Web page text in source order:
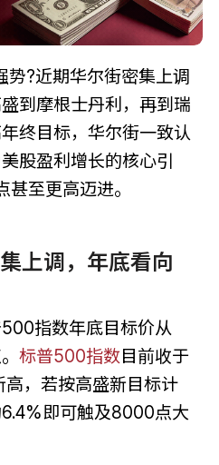
?近期华尔街密集上调
到摩根士丹利，再到瑞
终目标，华尔街一致认
股盈利增长的核心引
至更高迈进。
上调，年底看向
指数年底目标价从
标普500指数目前收于
高，若按高盛新目标计
即可触及8000点大